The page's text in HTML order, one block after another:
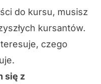
do kursu, musisz
kursantów.
czego
się z